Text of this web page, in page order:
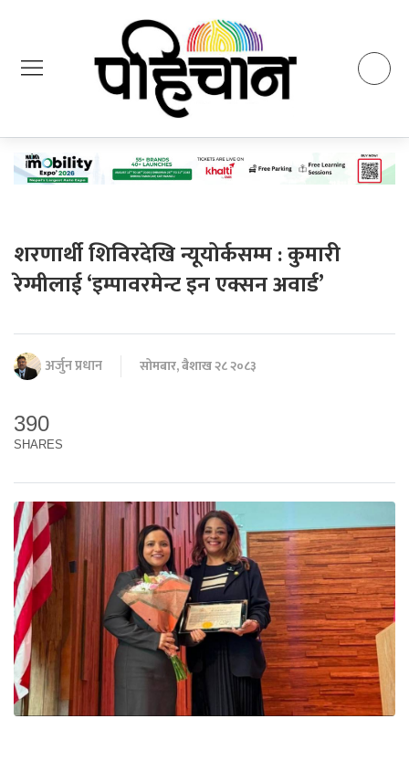
शरणार्थी शिविरदेखि न्यूयोर्कसम्म : कुमारी
रेग्मीलाई ‘इम्पावरमेन्ट इन एक्सन अवार्ड’
अर्जुन प्रधान सोमबार, बैशाख २८ २०८३
390
SHARES